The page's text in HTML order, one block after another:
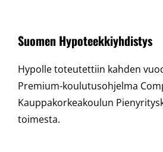
Suomen Hypoteekkiyhdistys
Hypolle toteutettiin kahden
Premium-koulutusohjelma
Kauppakorkeakoulun
toimesta.